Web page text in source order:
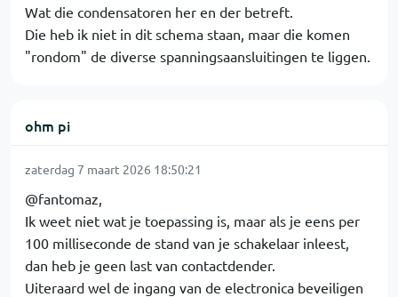
Wat die condensatoren her en der betreft.
Die heb ik niet in dit schema staan, maar die komen
"rondom" de diverse spanningsaansluitingen te liggen.
ohm pi
zaterdag 7 maart 2026 18:50:21
@fantomaz,
Ik weet niet wat je toepassing is, maar als je eens per
100 milliseconde de stand van je schakelaar inleest,
dan heb je geen last van contactdender.
Uiteraard wel de ingang van de electronica beveiligen